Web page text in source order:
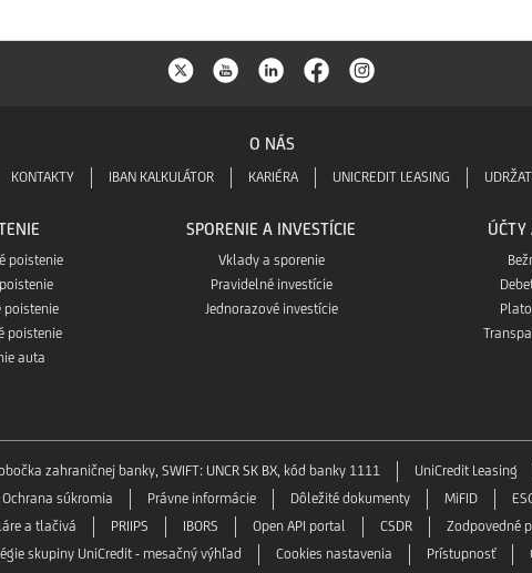
O NÁS
KONTAKTY IBAN KALKULÁTOR KARIÉRA UNICREDIT LEASING
poistenie
poistenie
poistenie
auta
SPORENIE A INVESTÍCIE
Vklady a sporenie
Pravidelné investície
Jednorazové investície
ÚČTY
zahraničnej banky, SWIFT: UNCR SK BX, kód banky 1111 UniCredit Leasing
Ochrana súkromia Právne informácie Dôležité dokumenty MiFID
a tlačivá PRIIPS IBORS Open API portal CSDR Zodpovedné
skupiny UniCredit - mesačný výhľad
Cookies nastavenia Prístupnosť